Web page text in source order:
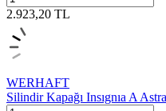
2.923,20 TL
WERHAFT
Silindir Kapağı Insıgnıa A